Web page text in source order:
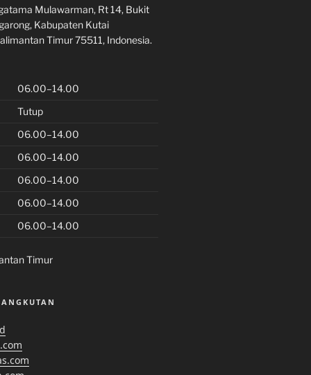
Mulawarman, Rt 14, Bukit
Kabupaten Kutai
Timur 75511, Indonesia.
06.00–14.00
Tutup
06.00–14.00
06.00–14.00
06.00–14.00
06.00–14.00
06.00–14.00
Timur